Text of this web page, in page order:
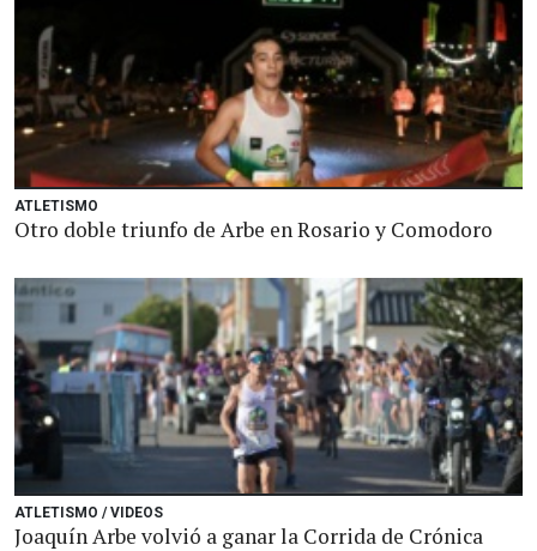
ATLETISMO
Otro doble triunfo de Arbe en Rosario y Comodoro
ATLETISMO / VIDEOS
Joaquín Arbe volvió a ganar la Corrida de Crónica